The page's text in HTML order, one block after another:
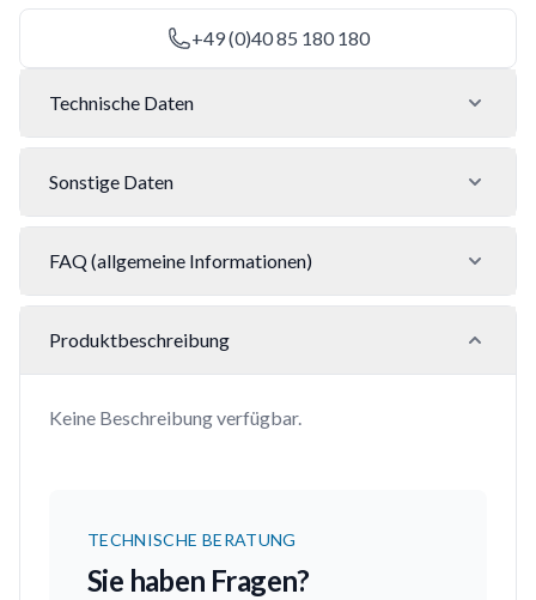
+49 (0)40 85 180 180
Technische Daten
Sonstige Daten
FAQ (allgemeine Informationen)
Produktbeschreibung
Keine Beschreibung verfügbar.
TECHNISCHE BERATUNG
Sie haben Fragen?